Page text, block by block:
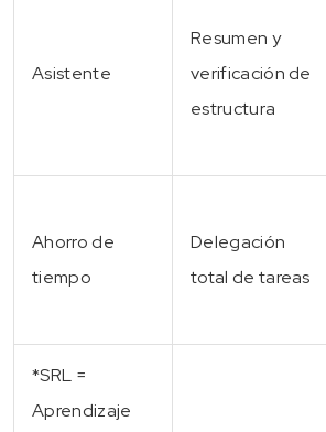
Asistente
Resumen y
verificación de
estructura
Ahorro de
tiempo
Delegación
total de tareas
*SRL =
Aprendizaje